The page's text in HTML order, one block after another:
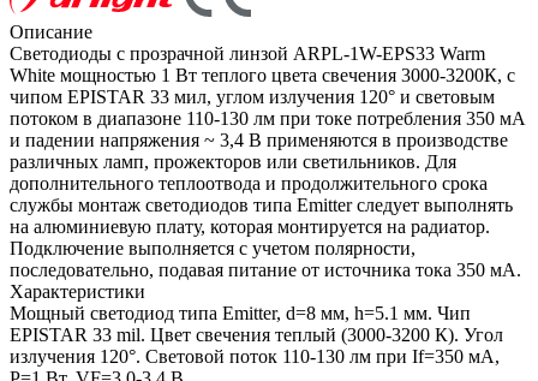
Описание
Светодиоды с прозрачной линзой ARPL-1W-EPS33 Warm
White мощностью 1 Вт теплого цвета свечения 3000-3200К, с
чипом EPISTAR 33 мил, углом излучения 120° и световым
потоком в диапазоне 110-130 лм при токе потребления 350 мА
и падении напряжения ~ 3,4 В применяются в производстве
различных ламп, прожекторов или светильников. Для
дополнительного теплоотвода и продолжительного срока
службы монтаж светодиодов типа Emitter следует выполнять
на алюминиевую плату, которая монтируется на радиатор.
Подключение выполняется с учетом полярности,
последовательно, подавая питание от источника тока 350 мА.
Характеристики
Мощный светодиод типа Emitter, d=8 мм, h=5.1 мм. Чип
EPISTAR 33 mil. Цвет свечения теплый (3000-3200 К). Угол
излучения 120°. Световой поток 110-130 лм при If=350 мА,